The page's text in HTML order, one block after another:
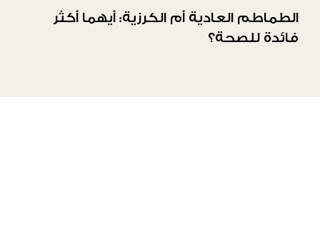
الطماطم العادية أم الكرزية: أيهما أكثر
فائدة للصحة؟